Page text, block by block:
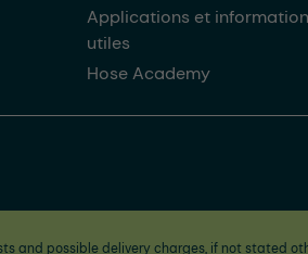
Applications et
utiles
Hose Academy
and possible delivery charges, if not stated